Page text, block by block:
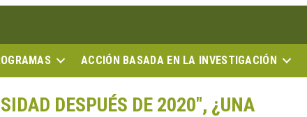
ACCIÓN BASADA EN LA INVESTIGACIÓN
DESPUÉS DE 2020", ¿UNA